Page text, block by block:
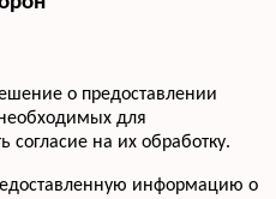
о предоставлении
для
согласие на их обработку.
информацию о